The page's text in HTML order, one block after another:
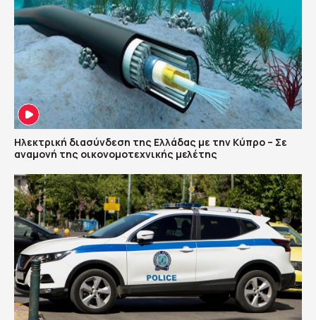
Ηλεκτρική διασύνδεση της Ελλάδας με την Κύπρο – Σε
αναμονή της οικονομοτεχνικής μελέτης